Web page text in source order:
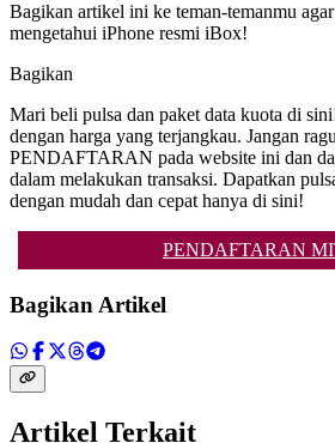
Bagikan artikel ini ke teman-temanmu
mengetahui iPhone resmi iBox!
Bagikan
Mari beli pulsa dan paket data kuota di
dengan harga yang terjangkau. Jangan
PENDAFTARAN pada website ini dan
dalam melakukan transaksi. Dapatkan
dengan mudah dan cepat hanya di sini!
PENDAFTARAN
Bagikan Artikel
Artikel Terkait